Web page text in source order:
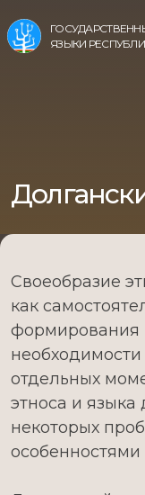
ЯЗЫКИ
Своеобразие
как
формирования
необходимости
отдельных
этноса и языка
некоторых